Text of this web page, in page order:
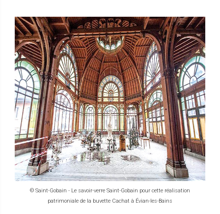
© Saint-Gobain - Le savoir-verre Saint-Gobain pour cette réalisation
patrimoniale de la buvette Cachat à Évian-les-Bains